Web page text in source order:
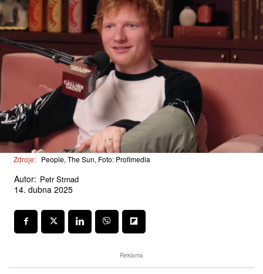
Zdroje: People, The Sun, Foto: Profimedia
Autor: Petr Strnad
14. dubna 2025
Reklama